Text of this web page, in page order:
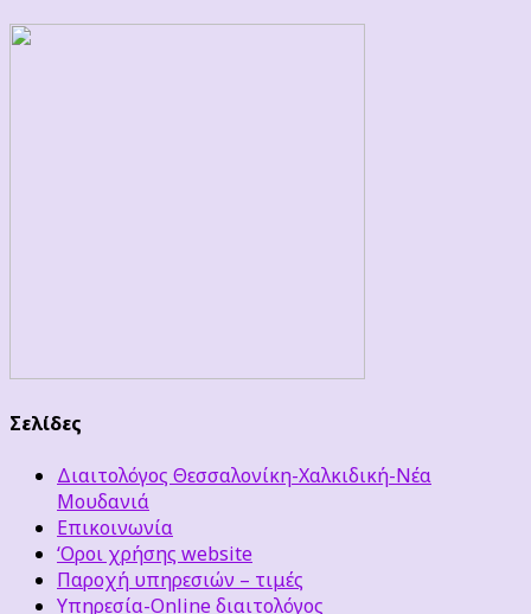
Σελίδες
Διαιτολόγος Θεσσαλονίκη-Χαλκιδική-Νέα
Μουδανιά
Επικοινωνία
‘Οροι χρήσης website
Παροχή υπηρεσιών – τιμές
Υπηρεσία-Online διαιτολόγος